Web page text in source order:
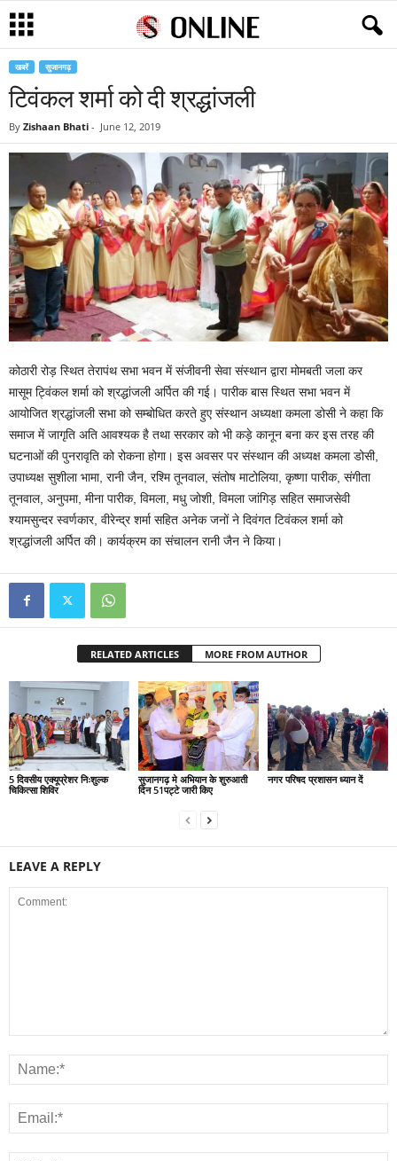
खबरें सुजानगढ़
टिवंकल शर्मा को दी श्रद्धांजली
By Zishaan Bhati - June 12, 2019
कोठारी रोड़ स्थित तेरापंथ सभा भवन में संजीवनी सेवा संस्थान द्वारा मोमबती जला कर
मासूम ट्विंकल शर्मा को श्रद्धांजली अर्पित की गई। पारीक बास स्थित सभा भवन में
आयोजित श्रद्धांजली सभा को सम्बोधित करते हुए संस्थान अध्यक्षा कमला डोसी ने कहा कि
समाज में जागृति अति आवश्यक है तथा सरकार को भी कड़े कानून बना कर इस तरह की
घटनाओं की पुनरावृति को रोकना होगा। इस अवसर पर संस्थान की अध्यक्ष कमला डोसी,
उपाध्यक्ष सुशीला भामा, रानी जैन, रश्मि तूनवाल, संतोष माटोलिया, कृष्णा पारीक, संगीता
तूनवाल, अनुपमा, मीना पारीक, विमला, मधु जोशी, विमला जांगिड़ सहित समाजसेवी
श्यामसुन्दर स्वर्णकार, वीरेन्द्र शर्मा सहित अनेक जनों ने दिवंगत टिवंकल शर्मा को
श्रद्धांजली अर्पित की। कार्यक्रम का संचालन रानी जैन ने किया।
RELATED ARTICLES MORE FROM AUTHOR
5 दिवसीय एक्यूप्रेशर निःशुल्क
चिकित्सा शिविर
सुजानगढ़ मे अभियान के शुरुआती
दिन 51पट्टे जारी किए
नगर परिषद प्रशासन ध्यान दें
LEAVE A REPLY